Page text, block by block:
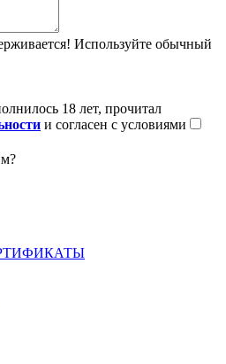
Используйте обычный
18 лет, прочитал
и согласен с условиями